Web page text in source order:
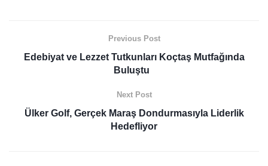
Previous Post
Edebiyat ve Lezzet Tutkunları Koçtaş Mutfağında
Buluştu
Next Post
Ülker Golf, Gerçek Maraş Dondurmasıyla Liderlik
Hedefliyor